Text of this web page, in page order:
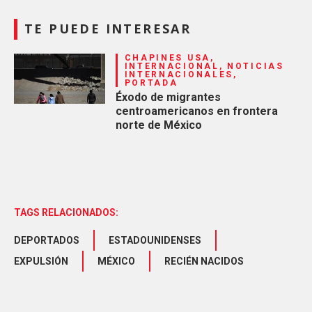
TE PUEDE INTERESAR
CHAPINES USA,
INTERNACIONAL, NOTICIAS
INTERNACIONALES,
PORTADA
Éxodo de migrantes
centroamericanos en frontera
norte de México
TAGS RELACIONADOS:
DEPORTADOS
ESTADOUNIDENSES
EXPULSIÓN
MÉXICO RECIÉN NACIDOS